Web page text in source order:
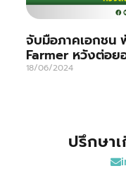
จับมือภาคเอกชน
Farmer หวังต่อย
18/06/2024
ปรึกษา